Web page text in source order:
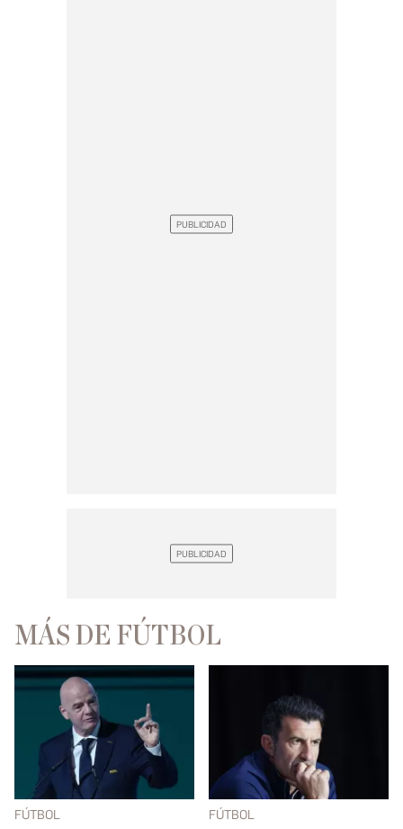
MÁS DE FÚTBOL
FÚTBOL FÚTBOL